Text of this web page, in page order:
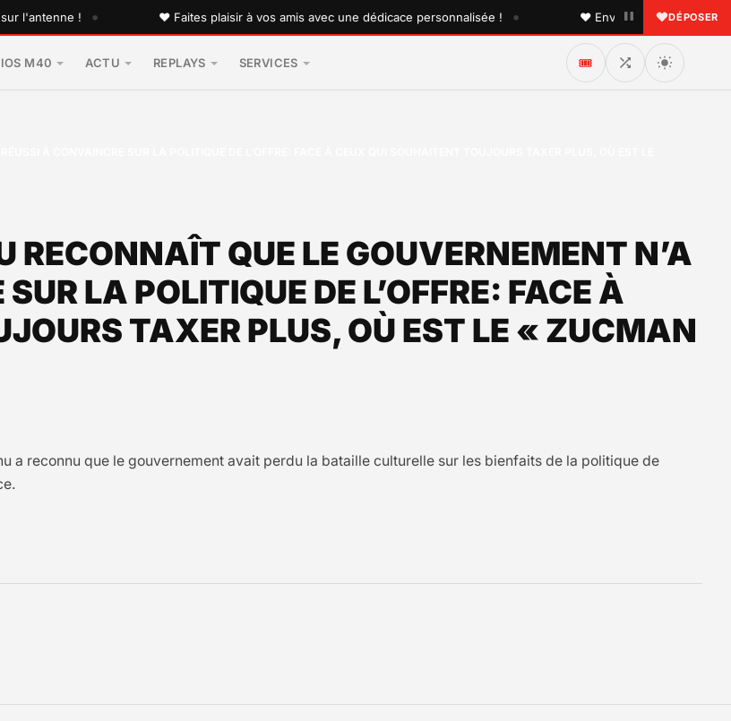
! • ♥ Faites plaisir à vos amis avec une dédicace personnalisée ! • ♥ Envoyez une dédicace à
DÉPOSER
M40 ACTU REPLAYS SERVICES 🎟️
RECONNAÎT QUE LE GOUVERNEMENT N’A
LA POLITIQUE DE L’OFFRE: FACE À
TAXER PLUS, OÙ EST LE « ZUCMAN
a reconnu que le gouvernement avait perdu la bataille culturelle sur les bienfaits de la politique de